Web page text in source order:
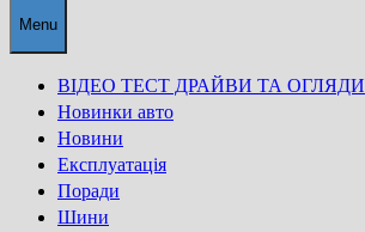
Menu
ВІДЕО ТЕСТ ДРАЙВИ ТА ОГЛЯДИ
Новинки авто
Новини
Експлуатація
Поради
Шини